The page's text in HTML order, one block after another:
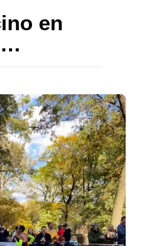
en